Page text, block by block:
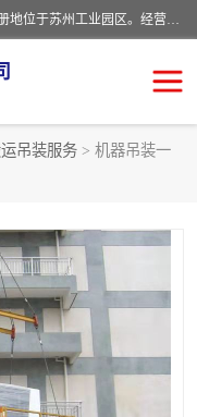
江苏富顺达吊装搬运有限公司成立于2014年，注册地位于苏州工业园区。经营范围包括起重吊装、搬运装卸服务；叉车、吊车租赁；水电安装；机电工程施工及维护；机电设备安装；家政服务、保洁服务。苏州搬运公司，苏州叉车出租，苏州吊车出租，苏州工厂设备搬运，专业设备吊装服务。
吊装服务 > 机器吊装一
包装
吊装
公司
设备吊装服务